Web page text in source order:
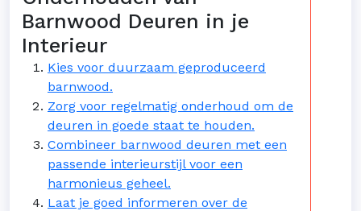
Barnwood Deuren in je
Interieur
Kies voor duurzaam geproduceerd
barnwood.
Zorg voor regelmatig onderhoud om de
deuren in goede staat te houden.
Combineer barnwood deuren met een
passende interieurstijl voor een
harmonieus geheel.
Laat je goed informeren over de